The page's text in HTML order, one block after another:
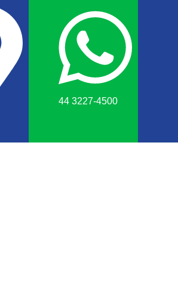
44 3227-4500